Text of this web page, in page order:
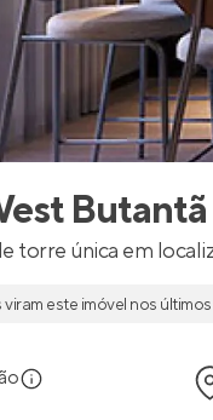
Butantã
torre única em
este imóvel nos